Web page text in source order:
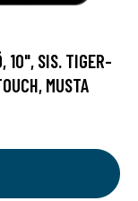
10", SIS. TIGER-
MUSTA